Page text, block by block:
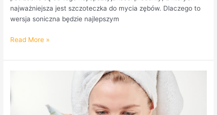
najważniejsza jest szczoteczka do mycia zębów. Dlaczego to
wersja soniczna będzie najlepszym
Read More »
szczoteczką